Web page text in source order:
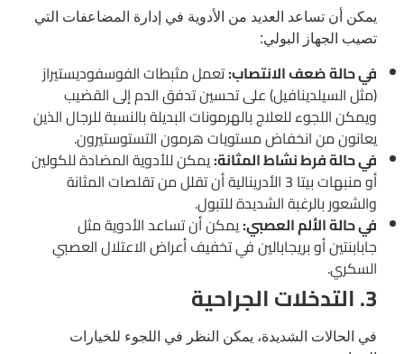
يمكن أن تساعد العديد من الأدوية في إدارة المضاعفات التي
تصيب الجهاز البولي:
في حالة ضعف الانتصاب:تعمل مثبطات الفوسفوديستيراز
(مثل السيلدينافيل) على تحسين تدفق الدم إلى القضيب
ويمكن اللجوء للعلاج بالهرمونات البديلة بالنسبة للرجال الذين
يعانون من انخفاض مستويات هرمون التستوستيرون.
في حالة فرط نشاط المثانة:يمكن للأدوية المضادة للكولين
أو منبهات بيتا 3 الأدرينالية أن تقلل من تقلصات المثانة
والشعور بالرغبة الشديدة للتبول.
في حالة الألم العصبي:يمكن أن تساعد الأدوية مثل
جابابنتين أو بريجابالين في تخفيف أعراض الاعتلال العصبي
السكري.
3. التدخلات الجراحية
في الحالات الشديدة، يمكن النظر في اللجوء للخيارات